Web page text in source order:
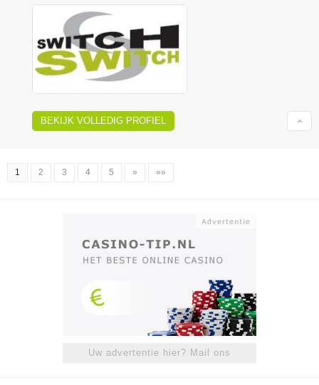
BEKIJK VOLLEDIG PROFIEL
1 2 3 4 5 » »»
Uw advertentie hier? Mail ons